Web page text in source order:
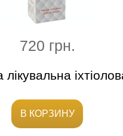
720 грн.
В КОРЗИНУ